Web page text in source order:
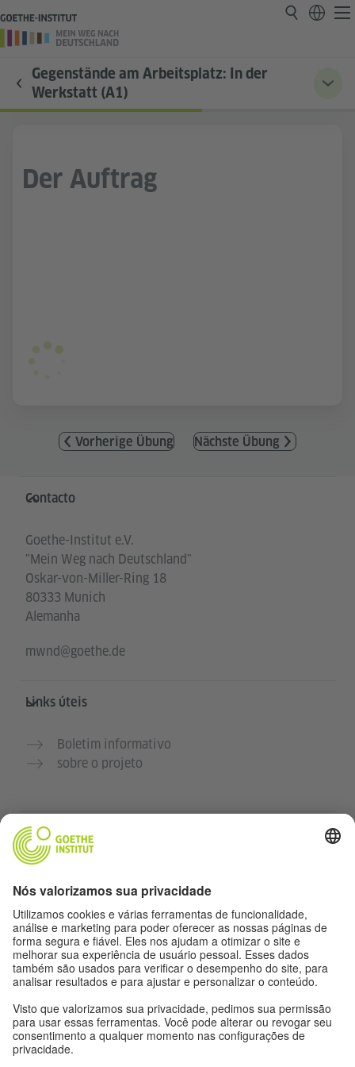
Gegenstände am Arbeitsplatz: In der
Werkstatt (A1)
Der Auftrag
Vorherige Übung Nächste Übung
Service- und Informationsbereich
Contacto
Goethe-Institut e.V.
"Mein Weg nach Deutschland"
Oskar-von-Miller-Ring 18
80333 Munich
Alemanha
mwnd@goethe.de
Links úteis
Boletim informativo
sobre o projeto
Outros sites
Pratique alemão gratuitamente
Cursos de alemão do Goethe-Institut
Portal para professores “Deutschstunde”
Privacidade e acessibilidade
Configurações de privacidade